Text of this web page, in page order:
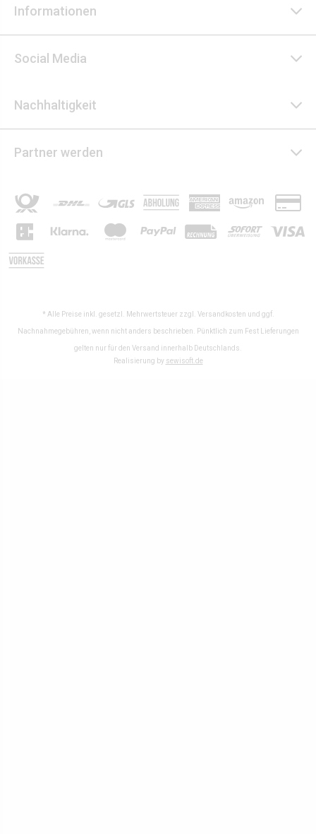
Informationen
Social Media
Nachhaltigkeit
Partner werden
* Alle Preise inkl. gesetzl. Mehrwertsteuer zzgl. Versandkosten und ggf.
Nachnahmegebühren, wenn nicht anders beschrieben. Pünktlich zum Fest Lieferungen
gelten nur für den Versand innerhalb Deutschlands.
Realisierung by sewisoft.de